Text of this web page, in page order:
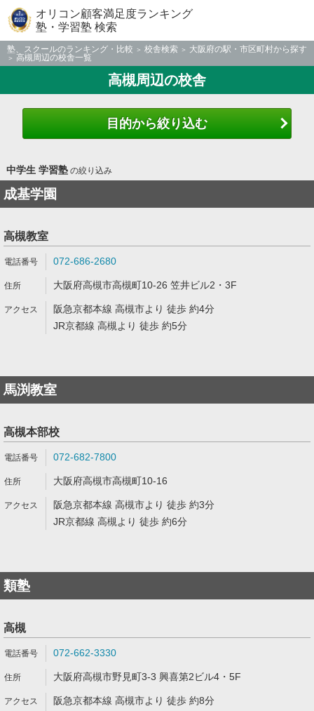
オリコン顧客満足度ランキング
塾・学習塾 検索
塾、スクールのランキング・比較 校舎検索
大阪府の駅・市区町村から探す
高槻周辺の校舎一覧
高槻周辺の校舎
目的から絞り込む
中学生 学習塾の絞り込み
成基学園
高槻教室
072-686-2680
大阪府高槻市高槻町10-26 笠井ビル2・3F
阪急京都本線 高槻市より 徒歩 約4分
JR京都線 高槻より 徒歩 約5分
馬渕教室
高槻本部校
072-682-7800
大阪府高槻市高槻町10-16
阪急京都本線 高槻市より 徒歩 約3分
JR京都線 高槻より 徒歩 約6分
類塾
高槻
072-662-3330
大阪府高槻市野見町3-3 興喜第2ビル4・5F
阪急京都本線 高槻市より 徒歩 約8分